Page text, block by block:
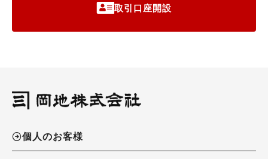
取引口座開設
個人のお客様